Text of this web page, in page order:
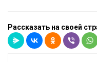
Рассказать на своей